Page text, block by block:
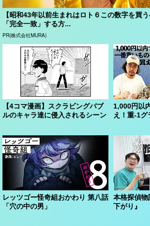
【昭和43年以前生まれはロト６この数字を買
「完全一致」する方...
PR(株式会社MURA)
【4コマ漫画】スクラビングバブ
ルのキャラ達に侵入されるシーン
1,000円以
え！重-1グ
レッツゴー怪奇組おかわり 第八話
「穴の中の男」
本格探偵
下がり』